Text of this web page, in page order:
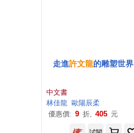
走進許文龍的雕塑世界
中文書
林佳龍 歐陽辰柔
優惠價: 9 折, 405 元